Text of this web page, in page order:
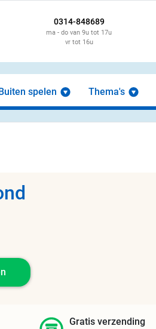
0314-848689
ma - do van 9u tot 17u
vr tot 16u
spelen Thema's
Gratis verzending